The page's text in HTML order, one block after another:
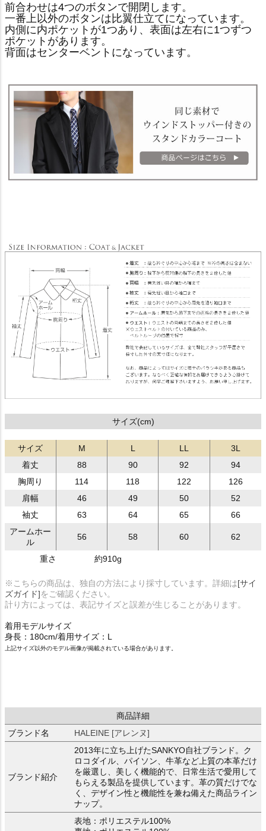
前合わせは4つのボタンで開閉します。
一番上以外のボタンは比翼仕立てになっています。
内側に内ポケットが1つあり、表面は左右に1つずつ
ポケットがあります。
背面はセンターベントになっています。
サイズ(cm)
サイズ M L LL
3L
着丈
88 90 92
94
胸周り
114 118 122
126
肩幅
46 49 50
52
袖丈
63 64 65
66
アームホー
ル
56 58 60 62
重さ 約910g
※こちらの商品は、独自の方法により採寸しています。詳細は[サイ
ズガイド]をご確認ください。
計り方によっては、表記サイズと誤差が生じることがあります。
着用モデルサイズ
身長：180cm/着用サイズ：L
上記サイズ以外のモデル画像が掲載されている場合があります。
商品詳細
ブランド名
HALEINE [アレンヌ]
ブランド紹介
2013年に立ち上げたSANKYO自社ブランド。ク
ロコダイル、パイソン、牛革など上質の本革だけ
を厳選し、美しく機能的で、日常生活で愛用して
もらえる製品を提供しています。革の質だけでな
く、デザイン性と機能性を兼ね備えた商品ライン
ナップ。
表地：ポリエステル100%